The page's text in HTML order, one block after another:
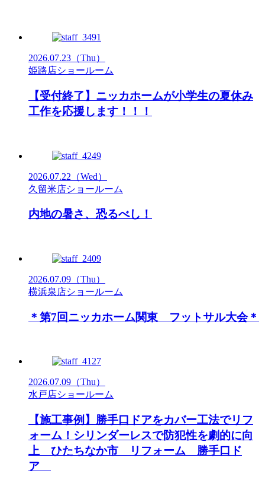
2026.07.23 （Thu）
姫路店ショールーム
【受付終了】ニッカホームが小学生の夏休み
工作を応援します！！！
2026.07.22 （Wed）
久留米店ショールーム
内地の暑さ、恐るべし！
2026.07.09 （Thu）
横浜泉店ショールーム
＊第7回ニッカホーム関東 フットサル大会＊
2026.07.09 （Thu）
水戸店ショールーム
【施工事例】勝手口ドアをカバー工法でリフ
ォーム！シリンダーレスで防犯性を劇的に向
上 ひたちなか市 リフォーム 勝手口ド
ア